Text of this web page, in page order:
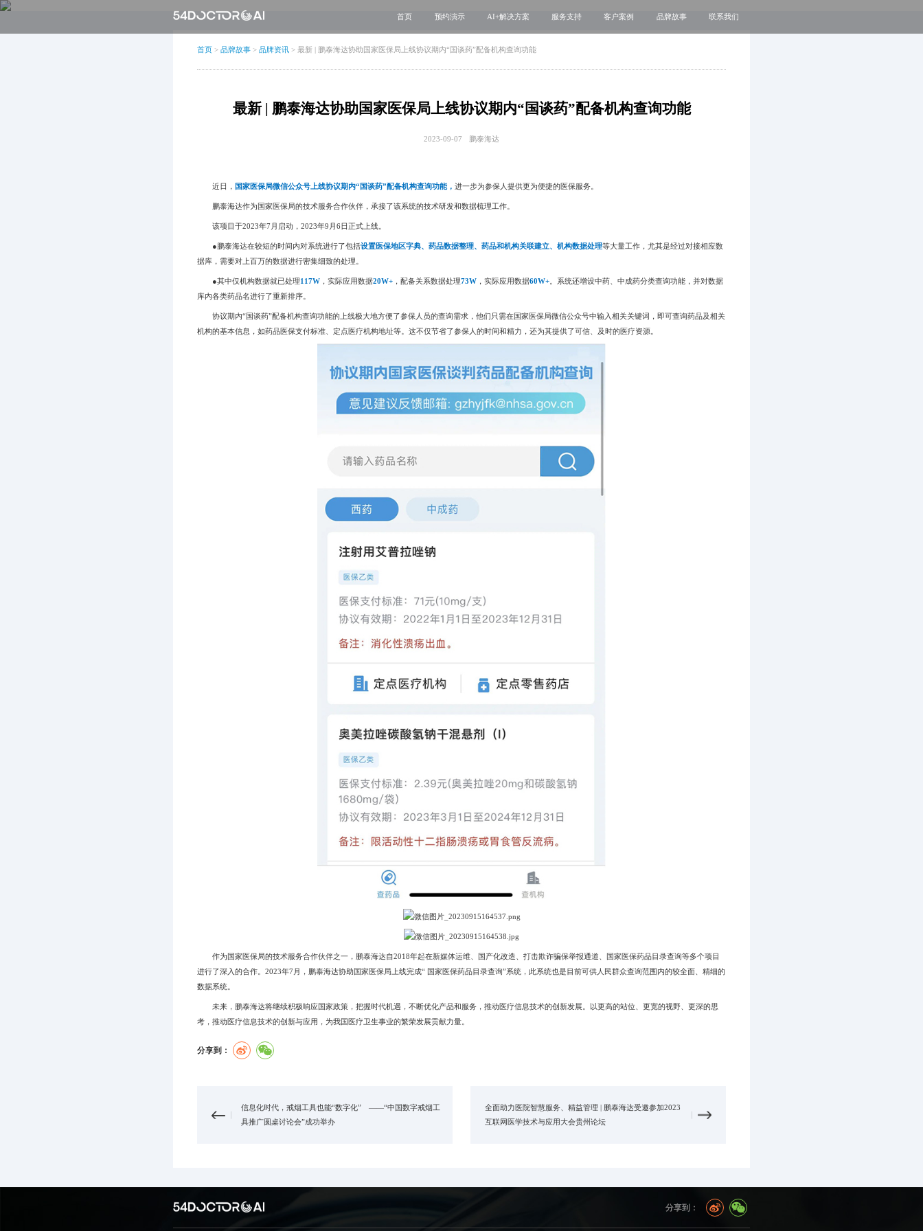
首页 预约演示 AI+解决方案 服务支持 客户案例 品牌故事 联系我们
首页 > 品牌故事 > 品牌资讯 > 最新 | 鹏泰海达协助国家医保局上线协议期内“国谈药”配备机构查询功能
最新 | 鹏泰海达协助国家医保局上线协议期内“国谈药”配备机构查询功能
2023-09-07 鹏泰海达
近日， 国家医保局微信公众号上线协议期内“国谈药”配备机构查询功能， 进一步为参保人提供更为便捷的医保服务。
鹏泰海达作为国家医保局的技术服务合作伙伴，承接了该系统的技术研发和数据梳理工作。
该项目于2023年7月启动，2023年9月6日正式上线。
●鹏泰海达在较短的时间内对系统进行了包括设置医保地区字典、药品数据整理、药品和机构关联建立、机构数据处理等大量工作，尤其是经过对接相应数
据库，需要对上百万的数据进行密集细致的处理。
●其中仅机构数据就已处理117W ，实际应用数据20W+ ，配备关系数据处理73W ，实际应用数据60W+ 。系统还增设中药、中成药分类查询功能，并对数据
库内各类药品名进行了重新排序。
协议期内“国谈药”配备机构查询功能的上线极大地方便了参保人员的查询需求，他们只需在国家医保局微信公众号中输入相关关键词，即可查询药品及相关
机构的基本信息，如药品医保支付标准、定点医疗机构地址等。这不仅节省了参保人的时间和精力，还为其提供了可信、及时的医疗资源。
作为国家医保局的技术服务合作伙伴之一，鹏泰海达自2018年起在新媒体运维、国产化改造、打击欺诈骗保举报通道、国家医保药品目录查询等多个项目
进行了深入的合作。2023年7月，鹏泰海达协助国家医保局上线完成“ 国家医保药品目录查询”系统，此系统也是目前可供人民群众查询范围内的较全面、精细的
数据系统。
未来，鹏泰海达将继续积极响应国家政策，把握时代机遇，不断优化产品和服务，推动医疗信息技术的创新发展。以更高的站位、更宽的视野、更深的思
考，推动医疗信息技术的创新与应用，为我国医疗卫生事业的繁荣发展贡献力量。
分享到：
信息化时代，戒烟工具也能“数字化” ——“中国数字戒烟工
具推广圆桌讨论会”成功举办
全面助力医院智慧服务、精益管理 | 鹏泰海达受邀参加2023
互联网医学技术与应用大会贵州论坛
分享到：